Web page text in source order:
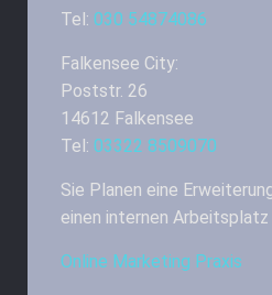
Tel: 030 54874086
Falkensee City:
Poststr. 26
14612 Falkensee
Tel: 03322 8509070
Sie Planen eine
einen internen Arbeitsplatz
Online Marketing Praxis